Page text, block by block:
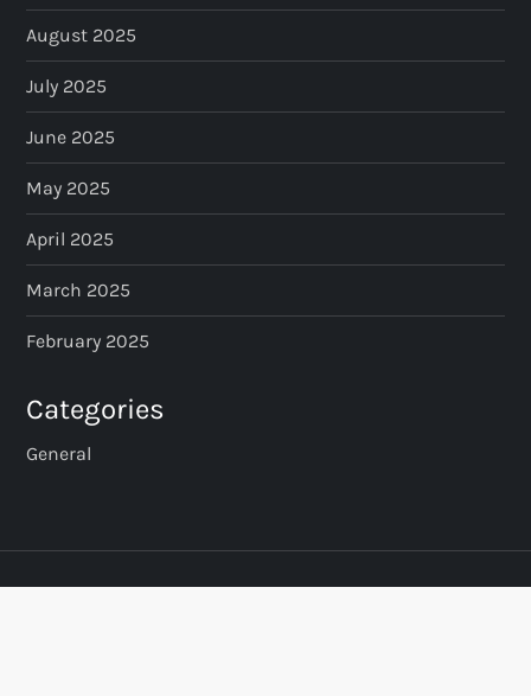
August 2025
July 2025
June 2025
May 2025
April 2025
March 2025
February 2025
Categories
General